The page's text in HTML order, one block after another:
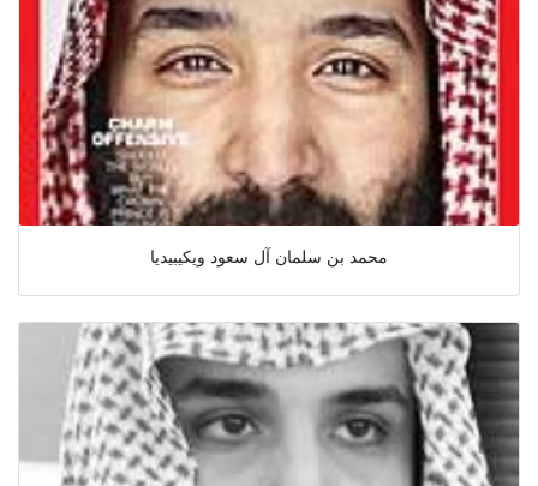
محمد بن سلمان آل سعود ويكيبيديا